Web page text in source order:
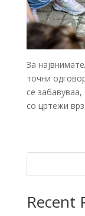
За
точни
се
со цртежи
Recent